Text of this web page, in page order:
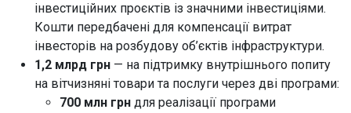
інвестиційних проєктів із значними інвестиціями.
Кошти передбачені для компенсації витрат
інвесторів на розбудову об’єктів інфраструктури.
1,2 млрд грн — на підтримку внутрішнього попиту
на вітчизняні товари та послуги через дві програми:
700 млн грн для реалізації програми